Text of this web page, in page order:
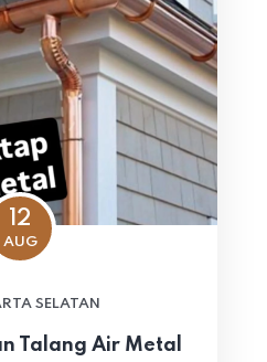
12
AUG
SELATAN
Talang Air Metal